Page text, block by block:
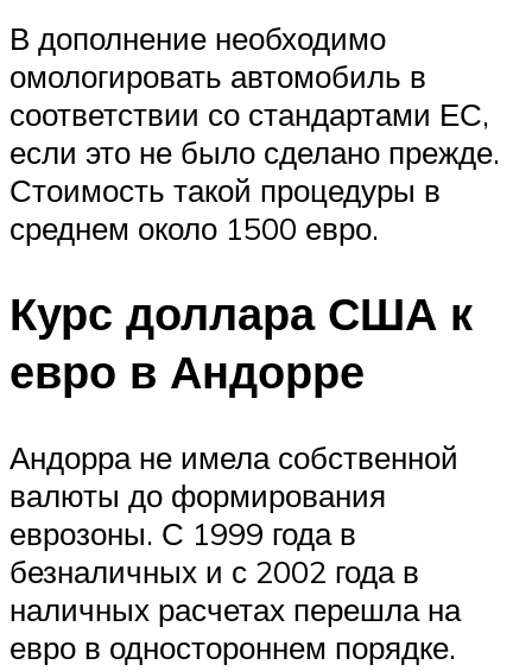
В дополнение необходимо
омологировать автомобиль в
соответствии со стандартами ЕС,
если это не было сделано прежде.
Стоимость такой процедуры в
среднем около 1500 евро.
Курс доллара США к
евро в Андорре
Андорра не имела собственной
валюты до формирования
еврозоны. С 1999 года в
безналичных и с 2002 года в
наличных расчетах перешла на
евро в одностороннем порядке.